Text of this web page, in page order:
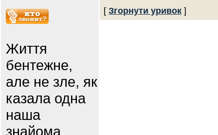
Життя
бентежне,
але не зле, як
казала одна
наша
знайома.
[ Згорнути уривок ]